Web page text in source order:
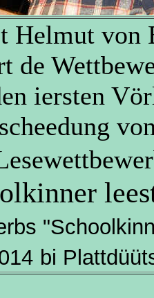
Helmut von
de
iersten
bi